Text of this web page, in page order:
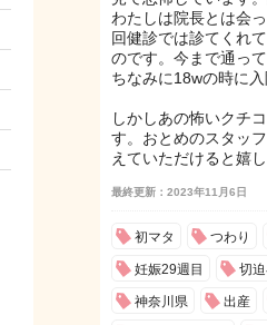
わたしは院長とは会
回健診では診てくれ
のです。今まで通っ
ちなみに18wの時に
しかしあの怖いクチ
す。おとめのスタッ
えていただけると嬉し
最終更新：2023年11月6日
初マタ つわり
妊娠29週目 切
神奈川県 出産